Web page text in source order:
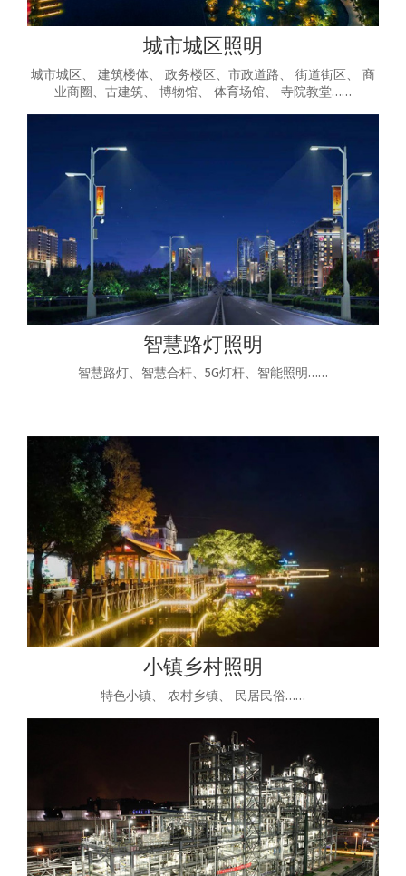
城市城区照明
城市城区、 建筑楼体、 政务楼区、市政道路、 街道街区、 商
业商圈、古建筑、 博物馆、 体育场馆、 寺院教堂……
智慧路灯照明
智慧路灯、智慧合杆、5G灯杆、智能照明……
小镇乡村照明
特色小镇、 农村乡镇、 民居民俗……